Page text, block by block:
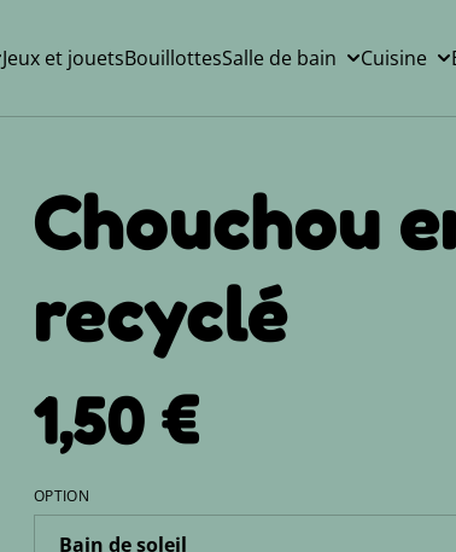
Jeux et jouetsBouillottesSalle de bain Cuisine
Chouchou
recyclé
1,50 €
OPTION